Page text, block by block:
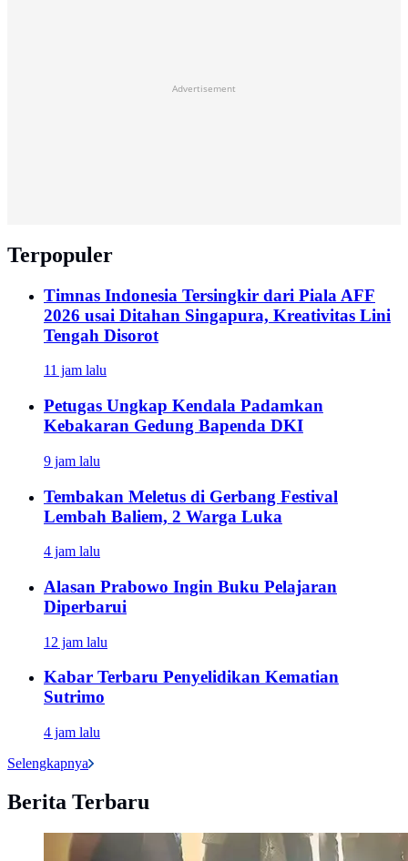
Advertisement
Terpopuler
Timnas Indonesia Tersingkir dari Piala AFF
2026 usai Ditahan Singapura, Kreativitas Lini
Tengah Disorot
11 jam lalu
Petugas Ungkap Kendala Padamkan
Kebakaran Gedung Bapenda DKI
9 jam lalu
Tembakan Meletus di Gerbang Festival
Lembah Baliem, 2 Warga Luka
4 jam lalu
Alasan Prabowo Ingin Buku Pelajaran
Diperbarui
12 jam lalu
Kabar Terbaru Penyelidikan Kematian
Sutrimo
4 jam lalu
Selengkapnya
Berita Terbaru